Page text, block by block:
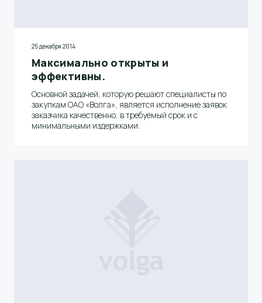
25 декабря 2014
Максимально открыты и
эффективны.
Основной задачей, которую решают специалисты по
закупкам ОАО «Волга», является исполнение заявок
заказчика качественно, в требуемый срок и с
минимальными издержками.